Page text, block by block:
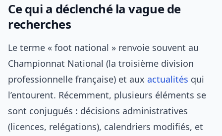
Ce qui a déclenché la vague de
recherches
Le terme « foot national » renvoie souvent au
Championnat National (la troisième division
professionnelle française) et aux actualités qui
l’entourent. Récemment, plusieurs éléments se
sont conjugués : décisions administratives
(licences, relégations), calendriers modifiés, et